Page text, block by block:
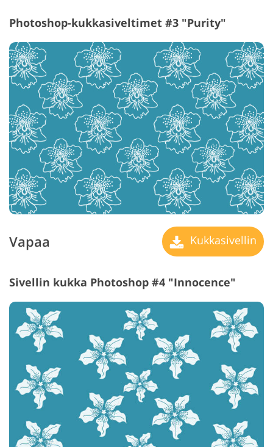
Photoshop-kukkasiveltimet #3 "Purity"
Vapaa Kukkasivellin
Sivellin kukka Photoshop #4 "Innocence"